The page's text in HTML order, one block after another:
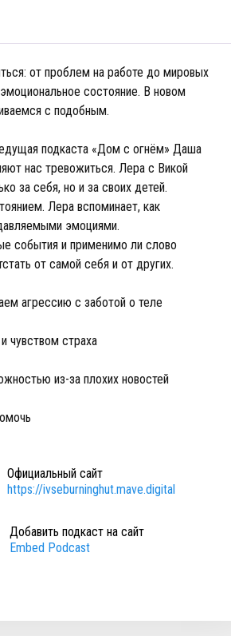
от проблем на работе до мировых
состояние. В новом
с подобным.
подкаста «Дом с огнём» Даша
нас тревожиться. Лера с Викой
за себя, но и за своих детей.
Лера вспоминает, как
эмоциями.
события и применимо ли слово
от самой себя и от других.
агрессию с заботой о теле
чувством страха
из-за плохих новостей
Официальный сайт
https://ivseburninghut.mave.digital
Добавить подкаст на сайт
Embed Podcast